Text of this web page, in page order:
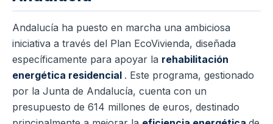
Andalucía ha puesto en marcha una ambiciosa
iniciativa a través del Plan EcoVivienda, diseñada
específicamente para apoyar la rehabilitación
energética residencial . Este programa, gestionado
por la Junta de Andalucía, cuenta con un
presupuesto de 614 millones de euros, destinado